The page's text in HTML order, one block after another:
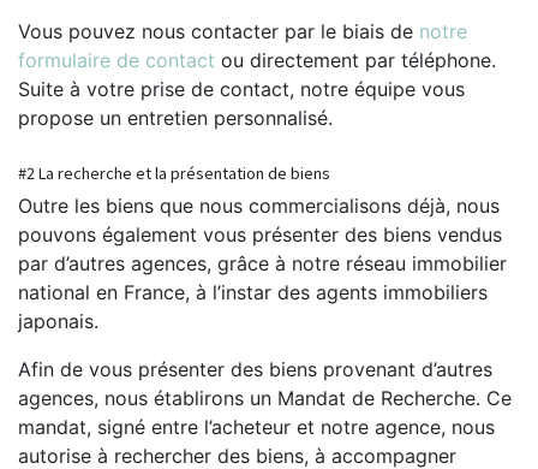
Vous pouvez nous contacter par le biais de notre
formulaire de contact ou directement par téléphone.
Suite à votre prise de contact, notre équipe vous
propose un entretien personnalisé.
#2 La recherche et la présentation de biens
Outre les biens que nous commercialisons déjà, nous
pouvons également vous présenter des biens vendus
par d’autres agences, grâce à notre réseau immobilier
national en France, à l’instar des agents immobiliers
japonais.
Afin de vous présenter des biens provenant d’autres
agences, nous établirons un Mandat de Recherche. Ce
mandat, signé entre l’acheteur et notre agence, nous
autorise à rechercher des biens, à accompagner